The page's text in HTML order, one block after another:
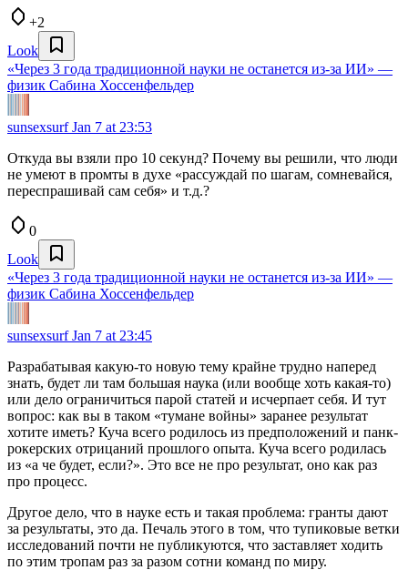
+2
Look
«Через 3 года традиционной науки не останется из-за ИИ» —
физик Сабина Хоссенфельдер
sunsexsurfJan 7 at 23:53
Откуда вы взяли про 10 секунд? Почему вы решили, что люди
не умеют в промты в духе «рассуждай по шагам, сомневайся,
переспрашивай сам себя» и т.д.?
0
Look
«Через 3 года традиционной науки не останется из-за ИИ» —
физик Сабина Хоссенфельдер
sunsexsurfJan 7 at 23:45
Разрабатывая какую-то новую тему крайне трудно наперед
знать, будет ли там большая наука (или вообще хоть какая-то)
или дело ограничиться парой статей и исчерпает себя. И тут
вопрос: как вы в таком «тумане войны» заранее результат
хотите иметь? Куча всего родилось из предположений и панк-
рокерских отрицаний прошлого опыта. Куча всего родилась
из «а че будет, если?». Это все не про результат, оно как раз
про процесс.
Другое дело, что в науке есть и такая проблема: гранты дают
за результаты, это да. Печаль этого в том, что тупиковые ветки
исследований почти не публикуются, что заставляет ходить
по этим тропам раз за разом сотни команд по миру.